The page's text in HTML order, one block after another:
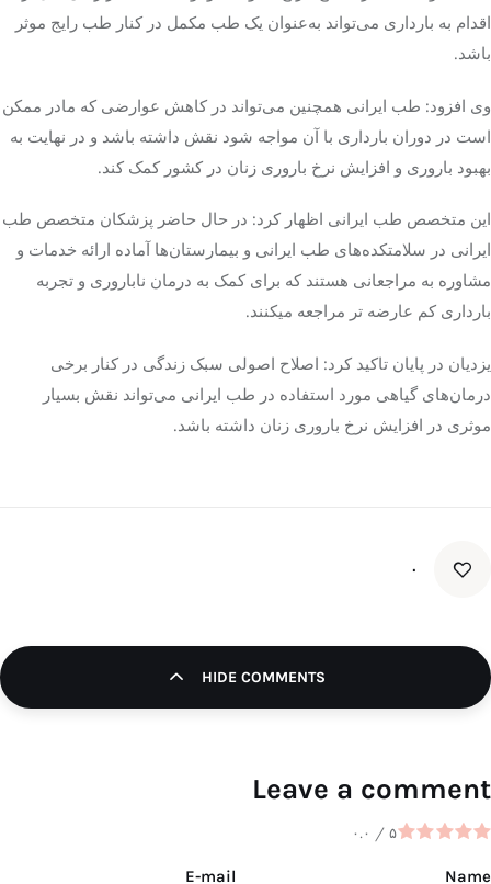
اقدام به بارداری می‌تواند به‌عنوان یک طب مکمل در کنار طب رایج موثر
باشد.
وی افزود: طب ایرانی همچنین می‌تواند در کاهش عوارضی که مادر ممکن
است در دوران بارداری با آن مواجه شود نقش داشته باشد و در نهایت به
بهبود باروری و افزایش نرخ باروری زنان در کشور کمک کند.
این متخصص طب ایرانی اظهار کرد: در حال حاضر پزشکان متخصص طب
ایرانی در سلامتکده‌های طب ایرانی و بیمارستان‌ها آماده ارائه خدمات و
مشاوره به مراجعانی هستند که برای کمک به درمان ناباروری و تجربه
بارداری کم عارضه تر مراجعه میکنند.
یزدیان در پایان تاکید کرد: اصلاح اصولی سبک زندگی در کنار برخی
درمان‌های گیاهی مورد استفاده در طب ایرانی می‌تواند نقش بسیار
موثری در افزایش نرخ باروری زنان داشته باشد.
۰
HIDE COMMENTS
Leave a comment
۰.۰ / ۵
Name
E-mail